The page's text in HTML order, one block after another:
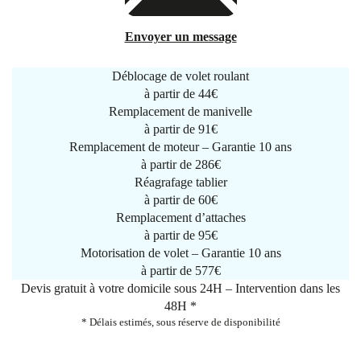
Envoyer un message
Déblocage de volet roulant
à partir de 44€
Remplacement de manivelle
à partir de 91€
Remplacement de moteur – Garantie 10 ans
à partir de 286€
Réagrafage tablier
à partir de 60€
Remplacement d’attaches
à partir de 95€
Motorisation de volet – Garantie 10 ans
à partir de 577€
Devis gratuit à votre domicile sous 24H – Intervention dans les
48H *
* Délais estimés, sous réserve de disponibilité